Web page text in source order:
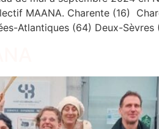
MAANA. Charente (16)
Atlantiques (64) Deux-Sèvres